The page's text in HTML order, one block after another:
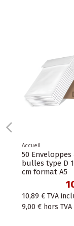
Accueil
50 Enveloppes
bulles type D
cm format A5
10,89 € TVA
9,00 € hors TVA